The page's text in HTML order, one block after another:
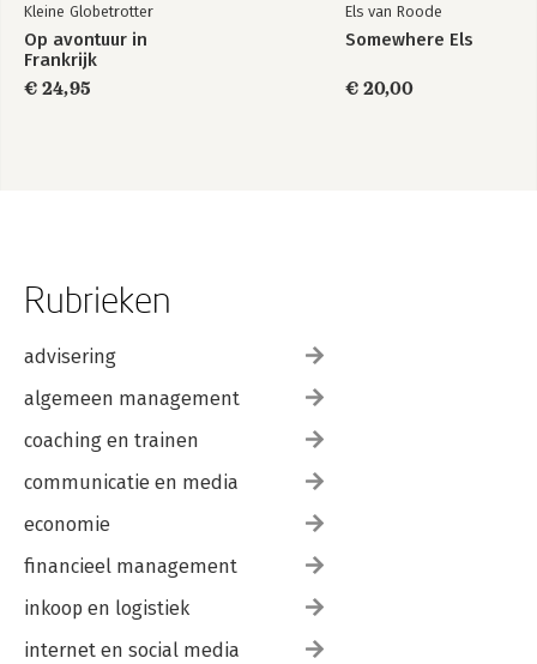
Kleine Globetrotter
Op avontuur in
Frankrijk
€ 24,95
Els van Roode
Somewhere Els
€ 20,00
Rubrieken
advisering
algemeen management
coaching en trainen
communicatie en media
economie
financieel management
inkoop en logistiek
internet en social media